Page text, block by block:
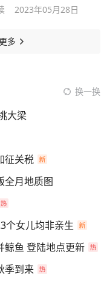
2023年05月28日
多
换一换
大梁
征关税
全月地质图
个女儿均非亲生
鲸鱼 登陆地点更新
季到来